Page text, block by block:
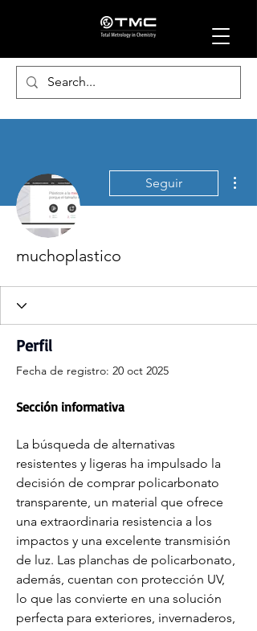
Seguir
muchoplastico
Perfil
Fecha de registro: 20 oct 2025
Sección informativa
La búsqueda de alternativas
resistentes y ligeras ha impulsado la
decisión de comprar policarbonato
transparente, un material que ofrece
una extraordinaria resistencia a los
impactos y una excelente transmisión
de luz. Las planchas de policarbonato,
además, cuentan con protección UV,
lo que las convierte en una solución
perfecta para exteriores, invernaderos,